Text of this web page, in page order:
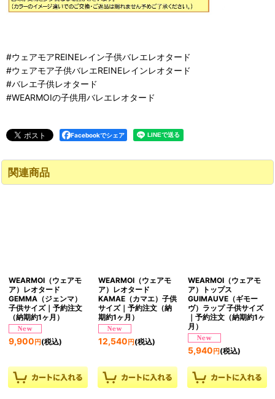
#ウェアモアREINEレイン子供バレエレオタード
#ウェアモア子供バレエREINEレインレオタード
#バレエ子供レオタード
#WEARMOIの子供用バレエレオタード
Facebookでシェア
関連商品
WEARMOI（ウェアモ
ア）レオタード
GEMMA（ジェンマ）
子供サイズ｜予約注文
（納期約1ヶ月）
9,900 円 (税込)
WEARMOI（ウェアモ
ア）レオタード
KAMAE（カマエ）子供
サイズ｜予約注文（納
期約1ヶ月）
12,540 円(税込)
WEARMOI（ウェアモ
ア）トップス
GUIMAUVE（ギモー
ヴ）ラップ 子供サイズ
｜予約注文（納期約1ヶ
月）
5,940 円(税込)